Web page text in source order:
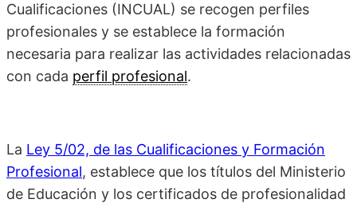
Cualificaciones (INCUAL) se recogen perfiles
profesionales y se establece la formación
necesaria para realizar las actividades relacionadas
con cada perfil profesional.
La Ley 5/02, de las Cualificaciones y Formación
Profesional, establece que los títulos del Ministerio
de Educación y los certificados de profesionalidad